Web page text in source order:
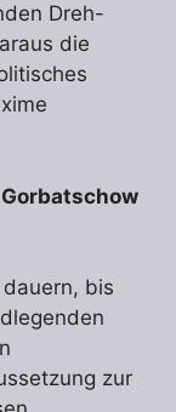
Dreh-
die
bis
zur